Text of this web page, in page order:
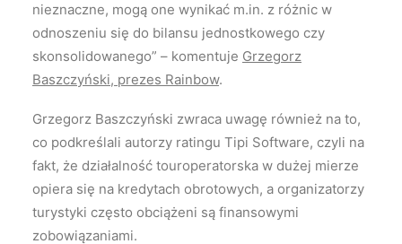
nieznaczne, mogą one wynikać m.in. z różnic w
odnoszeniu się do bilansu jednostkowego czy
skonsolidowanego” – komentuje Grzegorz
Baszczyński, prezes Rainbow.
Grzegorz Baszczyński zwraca uwagę również na to,
co podkreślali autorzy ratingu Tipi Software, czyli na
fakt, że działalność touroperatorska w dużej mierze
opiera się na kredytach obrotowych, a organizatorzy
turystyki często obciążeni są finansowymi
zobowiązaniami.